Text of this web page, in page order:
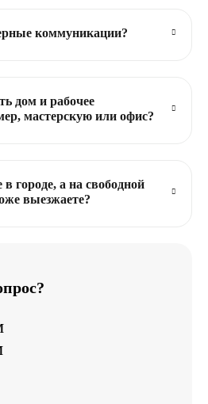
коммуникации?
дом и рабочее
мастерскую или офис?
городе, а на свободной
выезжаете?